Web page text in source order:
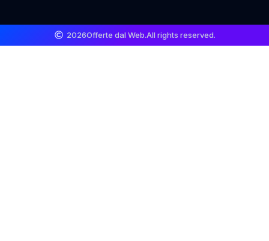
2026Offerte dal Web.All rights reserved.